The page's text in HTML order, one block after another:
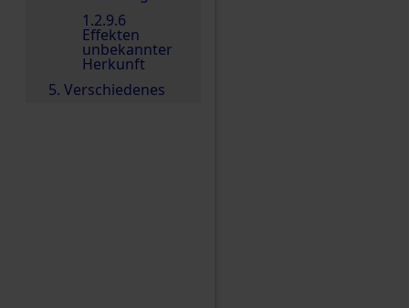
1.2.9.6
Effekten
unbekannter
Herkunft
5. Verschiedenes